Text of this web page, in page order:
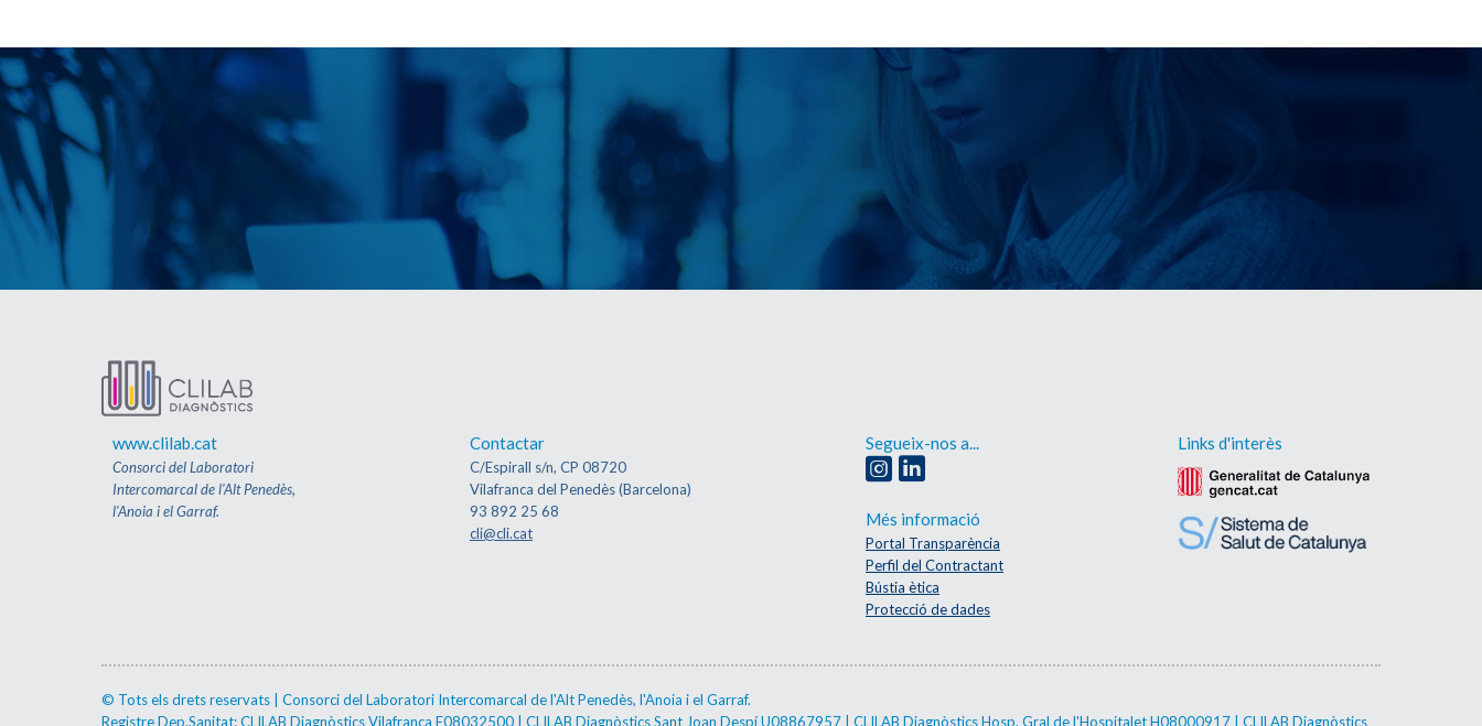
www.clilab.cat
Consorci del Laboratori
Intercomarcal de l'Alt Penedès,
l'Anoia i el Garraf.
Contactar
C/Espirall s/n, CP 08720
Vilafranca del Penedès (Barcelona)
93 892 25 68
cli@cli.cat
Segueix-nos a...
Més informació
Portal Transparència
Perfil del Contractant
Bústia ètica
Protecció de dades
Links d'interès
© Tots els drets reservats | Consorci del Laboratori Intercomarcal de l'Alt Penedès, l'Anoia i el Garraf.
Registre Dep.Sanitat: CLILAB Diagnòstics Vilafranca E08032500 | CLILAB Diagnòstics Sant Joan Despí U08867957 | CLILAB Diagnòstics Hosp. Gral de l'Hospitalet H08000917 | CLILAB Diagnòstics